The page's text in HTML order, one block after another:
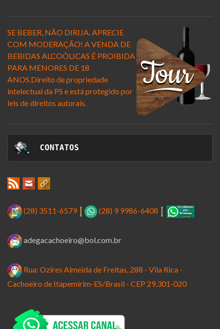
SE BEBER, NÃO DIRIJA. APRECIE
COM MODERAÇÃO! A VENDA DE
BEBIDAS ALCOÓLICAS É PROIBIDA
PARA MENORES DE 18
ANOS.Direito de propriedade
intelectual da PS e está protegido por
leis de direitos autorais.
CONTATOS
(28) 3511-6579 (28) 9 9986-6408
adegacachoeiro@bol.com.br
Rua: Ozires Almeida de Freitas, 288 - Vila Rica -
Cachoeiro de Itapemirim-ES/Brasil - CEP 29.301-020